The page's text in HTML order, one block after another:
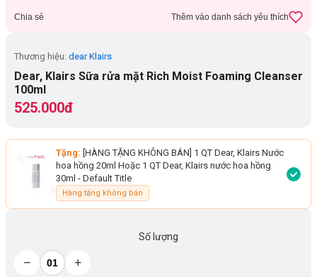
Chia sẻ Thêm vào danh sách yêu thích
Thương hiệu: dear Klairs
Dear, Klairs Sữa rửa mặt Rich Moist Foaming Cleanser
100ml
525.000đ
Tặng: [HÀNG TẶNG KHÔNG BÁN] 1 QT Dear, Klairs Nước
hoa hồng 20ml Hoặc 1 QT Dear, Klairs nước hoa hồng
30ml - Default Title
Hàng tặng không bán
Số lượng
− +